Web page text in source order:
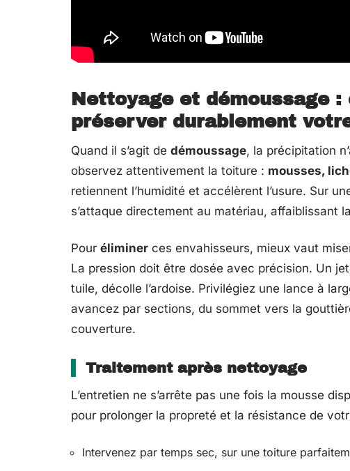
Nettoyage et démoussage
préserver durablement
Quand il s’agit de démoussage, la précipitation
observez attentivement la toiture : mousses,
retiennent l’humidité et accélèrent l’usure. Sur
s’attaque directement au matériau, affaiblissant
Pour éliminer ces envahisseurs, mieux vaut
La pression doit être dosée avec précision. Un
tuile, décolle l’ardoise. Privilégiez une lance à
avancez par sections, du sommet vers la
couverture.
Traitement après nettoyage
L’entretien ne s’arrête pas une fois la mousse
pour prolonger la propreté et la résistance de
Intervenez par temps sec, sur une toiture